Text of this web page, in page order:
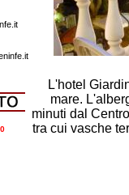
L'hotel
mare.
minuti dal
tra cui vasche